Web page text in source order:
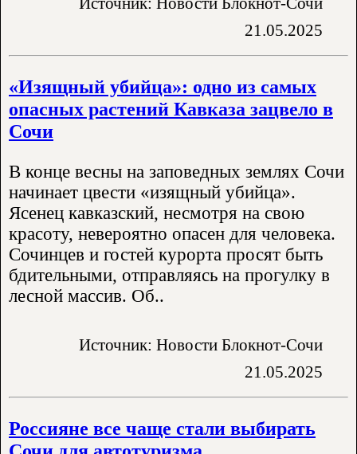
21.05.2025
«Изящный убийца»: одно из самых
опасных растений Кавказа зацвело в
Сочи
В конце весны на заповедных землях Сочи
начинает цвести «изящный убийца».
Ясенец кавказский, несмотря на свою
красоту, невероятно опасен для человека.
Сочинцев и гостей курорта просят быть
бдительными, отправляясь на прогулку в
лесной массив. Об..
Источник: Новости Блокнот-Сочи
21.05.2025
Россияне все чаще стали выбирать